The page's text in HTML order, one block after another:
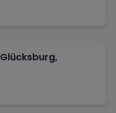
Glücksburg,